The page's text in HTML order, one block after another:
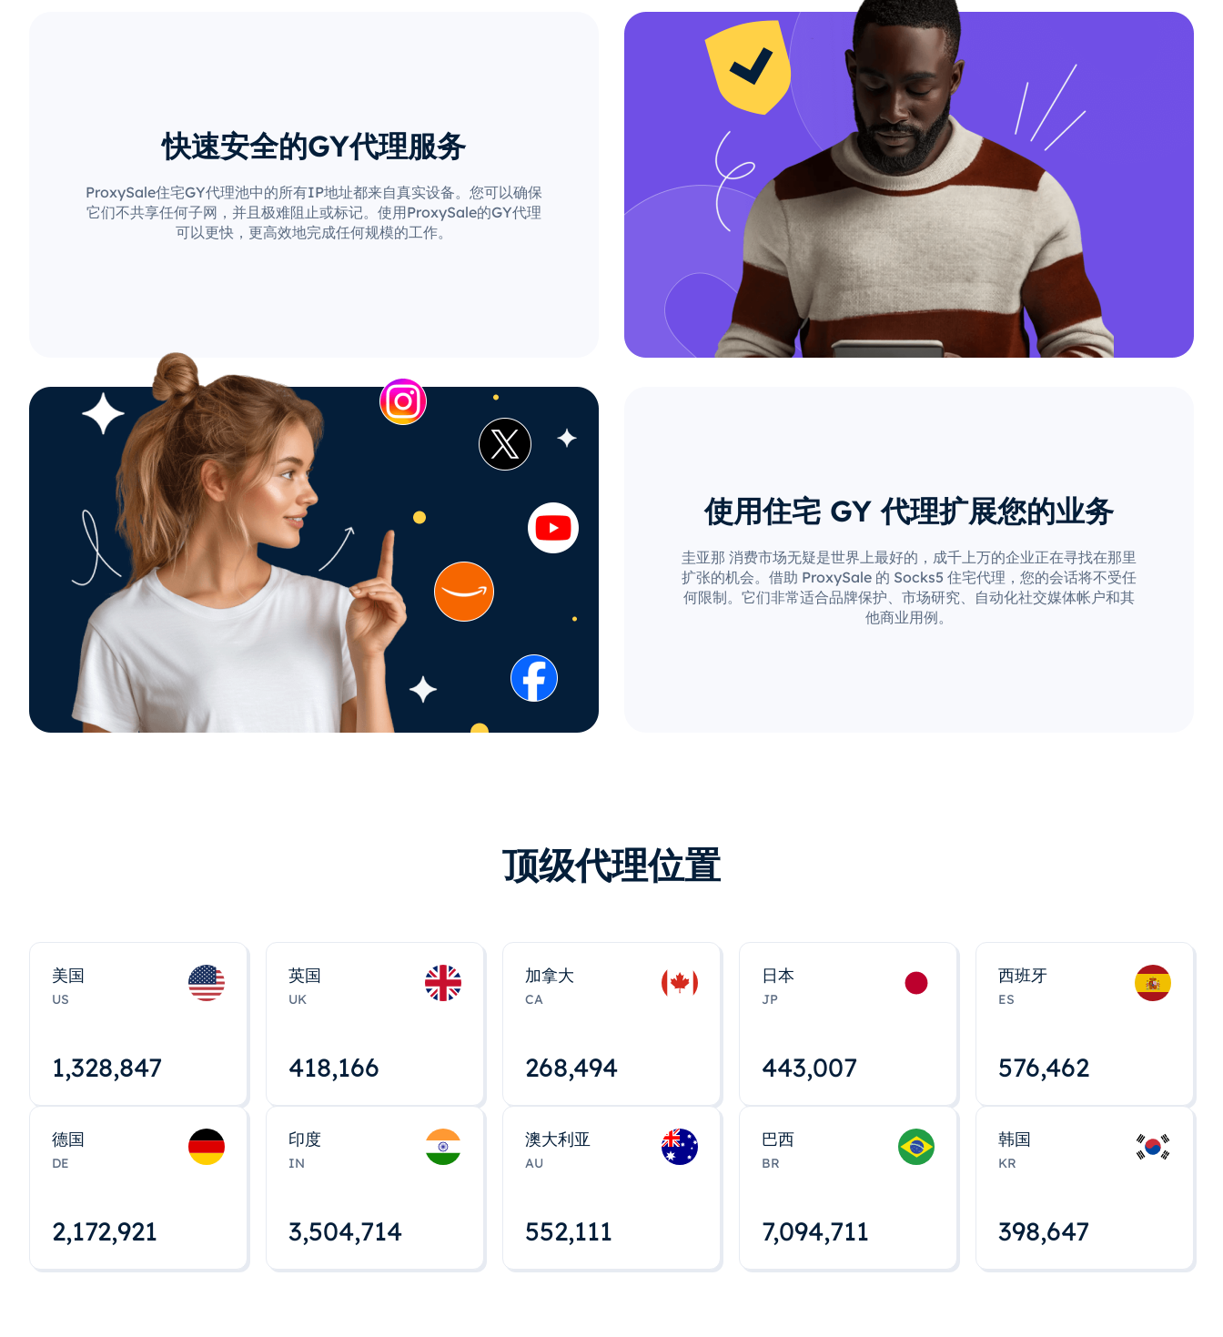
快速安全的GY代理服务
ProxySale住宅GY代理池中的所有IP地址都来自真实设备。您可以确保
它们不共享任何子网，并且极难阻止或标记。使用ProxySale的GY代理
可以更快，更高效地完成任何规模的工作。
使用住宅 GY 代理扩展您的业务
圭亚那 消费市场无疑是世界上最好的，成千上万的企业正在寻找在那里
扩张的机会。借助 ProxySale 的 Socks5 住宅代理，您的会话将不受任
何限制。它们非常适合品牌保护、市场研究、自动化社交媒体帐户和其
他商业用例。
顶级代理位置
美国
US
1,328,848
英国
UK
418,167
加拿大
CA
268,495
日本
JP
443,008
西班牙
ES
576,463
德国
DE
2,172,922
印度
IN
3,504,715
澳大利亚
AU
552,112
巴西
BR
7,094,712
韩国
KR
398,648